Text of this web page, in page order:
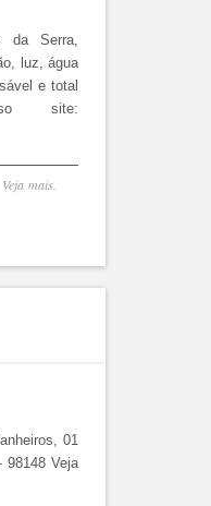
da Serra,
luz, água
e total
site:
Veja mais.
01
98148 Veja